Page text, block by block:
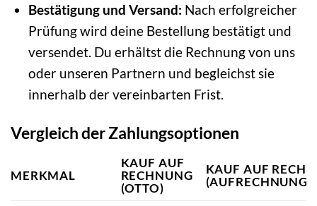
Bestätigung und Versand: Nach erfolgreicher
Prüfung wird deine Bestellung bestätigt und
versendet. Du erhältst die Rechnung von uns
oder unseren Partnern und begleichst sie
innerhalb der vereinbarten Frist.
Vergleich der Zahlungsoptionen
MERKMAL
KAUF AUF
RECHNUNG
(OTTO)
KAUF AUF